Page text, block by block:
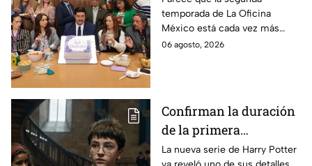
detalle desata teorías
entre los fans
temporada de La Oficina
México está cada vez más
cerca, pues el elenco ya se
06 agosto, 2026
Confirman la duración
de la primera
temporada de Harry
La nueva serie de Harry Potter